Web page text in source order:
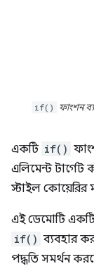
if() ফাংশন
একটি if()
এলিমেন্ট
স্টাইল কোয়েরির
এই ডেমোটি
if() ব্যবহার
পদ্ধতি সমর্থন